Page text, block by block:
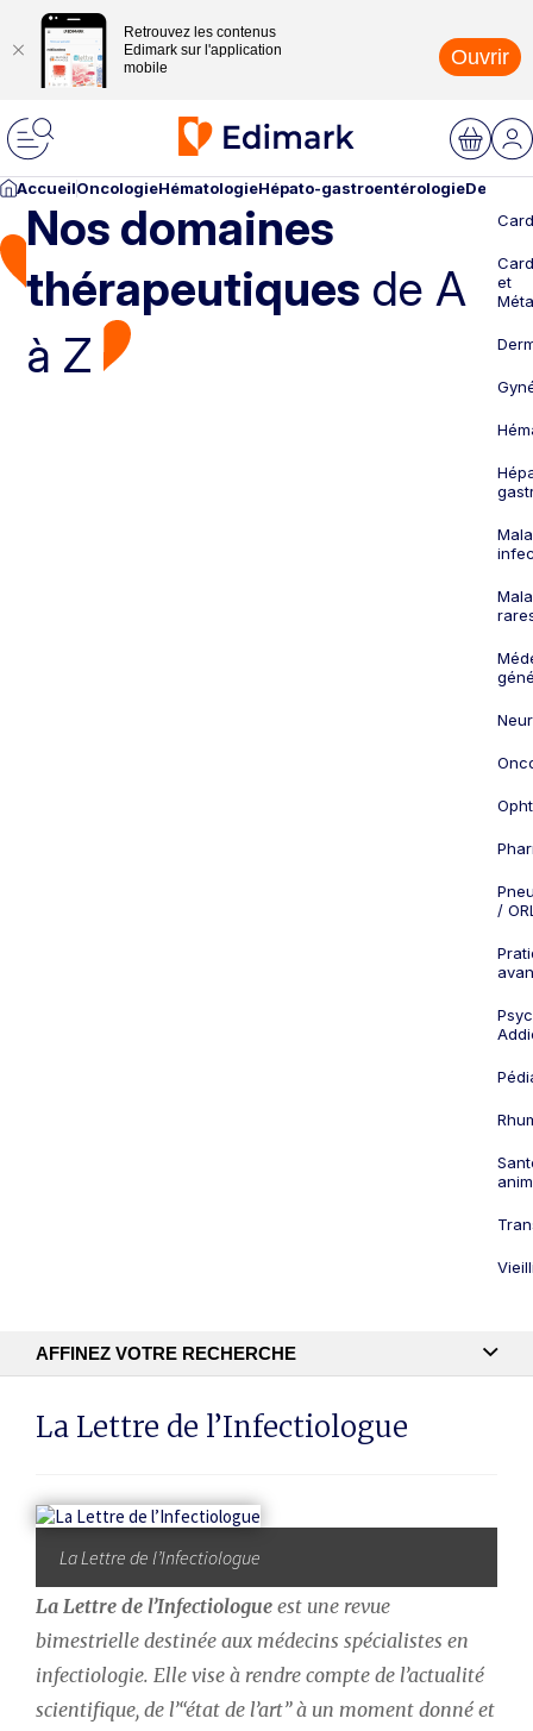
Retrouvez les contenus
Edimark sur l'application
mobile
Ouvrir
AccueilOncologieHématologieHépato-gastroentérologie
Nos domaines
thérapeutiques de A
à Z
et
/
AFFINEZ VOTRE RECHERCHE
Publication
Thématiques
La Lettre de l’Infectiologue
La Lettre de l’Infectiologue
La Lettre de l’Infectiologue est une revue
bimestrielle destinée aux médecins spécialistes en
infectiologie. Elle vise à rendre compte de l’actualité
scientifique, de l’“état de l’art” à un moment donné et